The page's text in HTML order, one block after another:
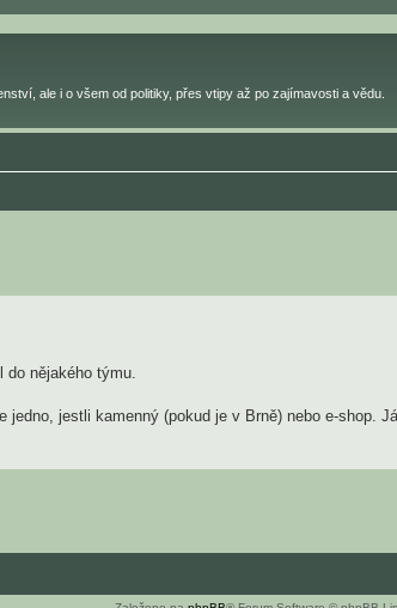
ale i o všem od politiky, přes vtipy až po zajímavosti a vědu.
nějakého týmu.
jedno, jestli kamenný (pokud je v Brně) nebo e-shop.